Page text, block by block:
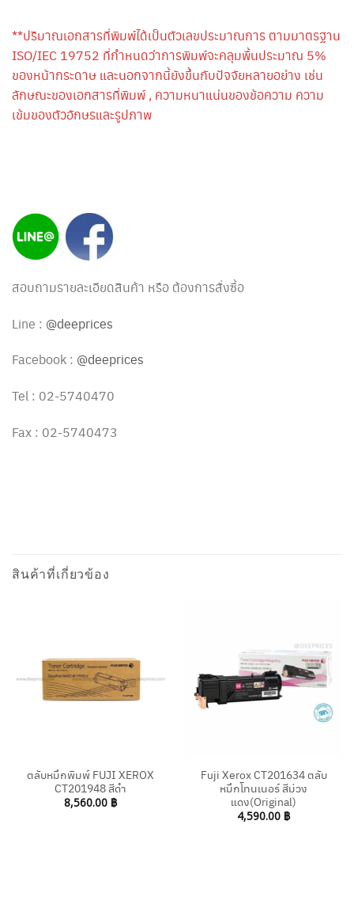
**ปริมาณเอกสารที่พิมพ์ได้เป็นตัวเลขประมาณการ ตามมาตรฐาน
ISO/IEC 19752 ที่กำหนดว่าการพิมพ์จะคลุมพื้นประมาณ 5%
ของหน้ากระดาษ และนอกจากนี้ยังขึ้นกับปัจจัยหลายอย่าง เช่น
ลักษณะของเอกสารที่พิมพ์ , ความหนาแน่นของข้อความ ความ
เข้มของตัวอักษรและรูปภาพ
สอบถามรายละเอียดสินค้า หรือ ต้องการสั่งซื้อ
Line : @deeprices
Facebook : @deeprices
Tel : 02-5740470
Fax : 02-5740473
สินค้าที่เกี่ยวข้อง
ตลับหมึกพิมพ์ FUJI XEROX
CT201948 สีดำ
8,560.00 ฿
Fuji Xerox CT201634 ตลับ
หมึกโทนเนอร์ สีม่วง
แดง(Original)
4,590.00 ฿